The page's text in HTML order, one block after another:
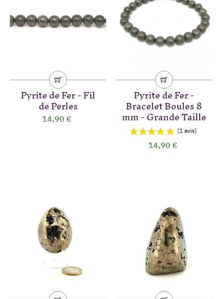
Pyrite de Fer - Fil
de Perles
14,90 €
Pyrite de Fer -
Bracelet Boules 8
mm - Grande Taille
14,90 €